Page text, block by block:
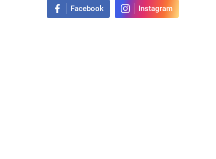
Facebook Instagram